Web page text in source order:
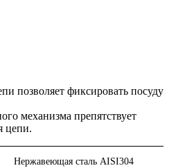
позволяет фиксировать посуду
механизма препятствует
цепи.
Нержавеющая сталь AISI304